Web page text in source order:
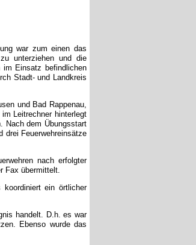
war zum einen das
unterziehen und die
im Einsatz befindlichen
Stadt- und Landkreis
und Bad Rappenau,
Leitrechner hinterlegt
Nach dem Übungsstart
drei Feuerwehreinsätze
nach erfolgter
Fax übermittelt.
ein örtlicher
handelt. D.h. es war
Ebenso wurde das